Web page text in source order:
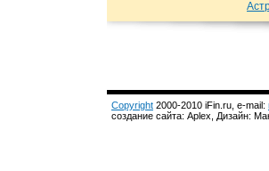
Copyright 2000-2010 iFin.ru, e-mail:
создание сайта: Aplex, Дизайн: